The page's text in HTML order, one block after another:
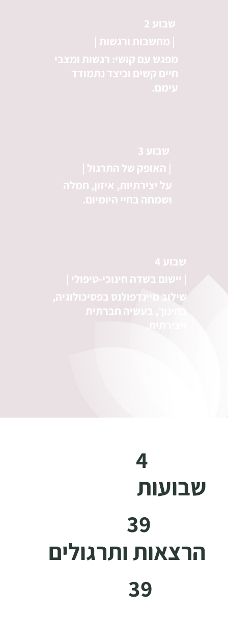
מפגש עם קושי: רגשות ומצבי
חיים קשים וכיצד נתמודד
עימם.
| מחשבות ורגשות |
שבוע 2
על יצירתיות, איזון, חמלה
ושמחה בחיי היומיום.
| האופק של התרגול |
שבוע 3
שבוע 4
| יישום בשדה חינוכי-טיפולי |
שילוב מיינדפולנס בפסיכולוגיה,
בחינוך, בעשיה חברתית
39
39
הרצאות ותרגולים
4
שבועות